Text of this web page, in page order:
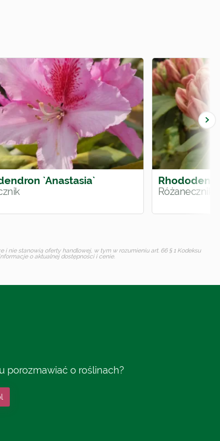
`Anastasia`
Różanecznik
nie stanowią oferty handlowej, w tym w rozumieniu art. 66 § 1 Kodeksu
o aktualnej dostępności i cenie.
porozmawiać o roślinach?